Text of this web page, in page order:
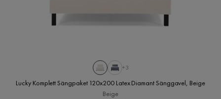
+3
Lucky Komplett Sängpaket 120x200 Latex Diamant Sänggavel, Beige
Beige